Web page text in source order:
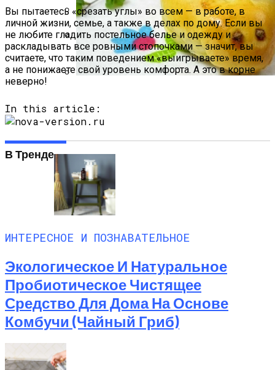
Какие Растения Сажать Для Удачи,
Любви И Богатства
Как Хранить Зимнюю Одежду И Обувь
Вы пытаетесь «срезать углы» во всем — в работе, в
личной жизни, семье, а также в делах по дому. Если вы
не любите гладить постельное белье и одежду и
раскладывать все ровными стопочками — значит, вы
считаете, что таким поведением «выигрываете» время,
а не понижаете свой уровень комфорта. А это в корне
неверно!
In this article:
В Тренде
ИНТЕРЕСНОЕ И ПОЗНАВАТЕЛЬНОЕ
Экологическое И Натуральное
Пробиотическое Чистящее
Средство Для Дома На Основе
Комбучи (чайный Гриб)